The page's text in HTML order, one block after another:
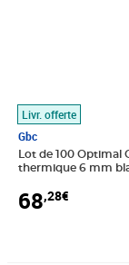
Livr. offerte
Gbc
Lot de 100 Optimal
thermique 6 mm
68,28€